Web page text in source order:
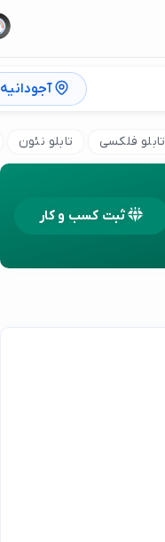
آجودانیه
تابلو فلکسی تابلو نئون
ثبت کسب و کار